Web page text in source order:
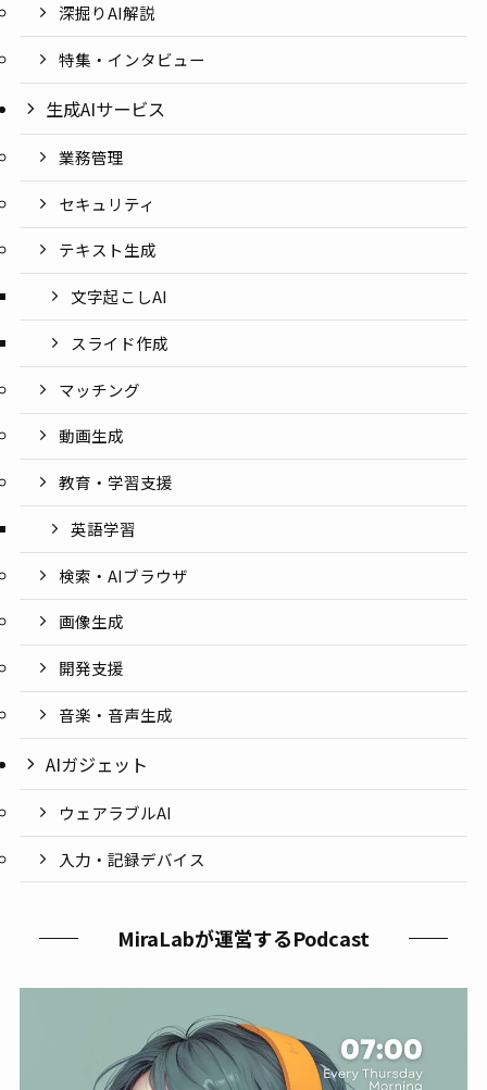
深掘りAI解説
特集・インタビュー
生成AIサービス
業務管理
セキュリティ
テキスト生成
文字起こしAI
スライド作成
マッチング
動画生成
教育・学習支援
英語学習
検索・AIブラウザ
画像生成
開発支援
音楽・音声生成
AIガジェット
ウェアラブルAI
入力・記録デバイス
MiraLabが運営するPodcast